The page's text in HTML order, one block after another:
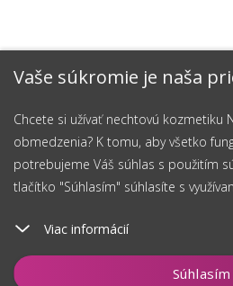
Vaše súkromie je naša
Chcete si užívať nechtovú kozmetiku
obmedzenia? K tomu, aby všetko
potrebujeme Váš súhlas s použitím
tlačítko "Súhlasím" súhlasíte s
Viac informácií
Súhlasím
Vložiť do košíka